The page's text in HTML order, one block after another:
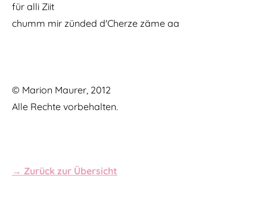
für alli Ziit
chumm mir zünded d'Cherze zäme aa
© Marion Maurer, 2012
Alle Rechte vorbehalten.
→ Zurück zur Übersicht